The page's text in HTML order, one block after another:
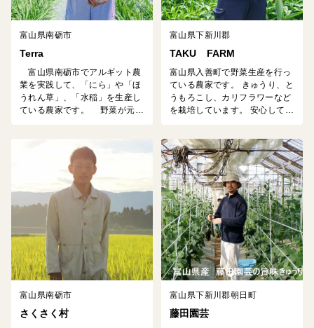
富山県南砺市
Terra
富山県南砺市でアルギット農
業を実践して、「にら」や「ほ
うれん草」、「水稲」を生産し
ている農家です。 野菜が元気
に育った美味しい野菜をお届け
します。 品数は少ないです
が、美味しい食べ物をお届けし
富山県下新川郡
TAKU FARM
富山県入善町で野菜生産を行っ
ている農家です。 きゅうり、と
うもろこし、カリフラワーなど
を栽培しています。 安心して食
薬、有機肥料の使用、収穫日に
出荷するなど心がけています。
富山県南砺市
さくさく村
富山県下新川郡朝日町
藤田園芸